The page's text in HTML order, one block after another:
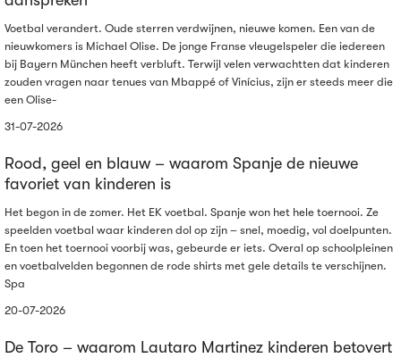
Voetbal verandert. Oude sterren verdwijnen, nieuwe komen. Een van de
nieuwkomers is Michael Olise. De jonge Franse vleugelspeler die iedereen
bij Bayern München heeft verbluft. Terwijl velen verwachtten dat kinderen
zouden vragen naar tenues van Mbappé of Vinícius, zijn er steeds meer die
een Olise-
31-07-2026
Rood, geel en blauw – waarom Spanje de nieuwe
favoriet van kinderen is
Het begon in de zomer. Het EK voetbal. Spanje won het hele toernooi. Ze
speelden voetbal waar kinderen dol op zijn – snel, moedig, vol doelpunten.
En toen het toernooi voorbij was, gebeurde er iets. Overal op schoolpleinen
en voetbalvelden begonnen de rode shirts met gele details te verschijnen.
Spa
20-07-2026
De Toro – waarom Lautaro Martinez kinderen betovert